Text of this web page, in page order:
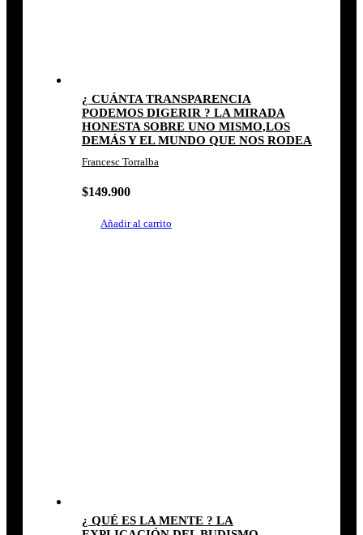
¿ CUÁNTA TRANSPARENCIA
PODEMOS DIGERIR ? LA MIRADA
HONESTA SOBRE UNO MISMO,LOS
DEMÁS Y EL MUNDO QUE NOS RODEA
Francesc Torralba
$149.900
Añadir al carrito
¿ QUÉ ES LA MENTE ? LA